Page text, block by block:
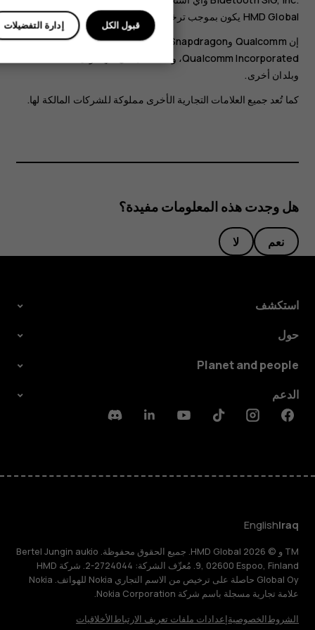
HMD Global يكون بموجب ترخيص.
إن Qualcomm وSnapdragon هما علامتان تجاريتان لشركة
Qualcomm Incorporated، وهما مسجلتان في الولايات المتحدة
وبلدان أخرى.
كما تُعد جميع العلامات التجارية الأخرى مملوكة للشركات المالكة لها.
هل وجدت هذه المعلومات مفيدة؟
نعم لا
استكشف
حول
Planet and people
الدعم
Facebook
Instagram
Tiktok
Youtube
Linkedin
Discord
Iraq
English
TM و © 2026 HMD Global. جميع الحقوق محفوظة. Bertel Jungin aukio
9, 02600 Espoo, Finland. مُعرِّف الشركة: 2724044-2. شركة HMD
Global Oy حاصلة على ترخيص من الاسم التجاري Nokia للهواتف. Nokia
علامة تجارية مسجلة باسم شركة Nokia Corporation.
الشروطالخصوصيةإعدادات ملفات تعريف الارتباطالأخلاقيات
إدارة التفضيلات قبول الكل